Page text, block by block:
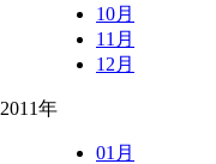
10月
11月
12月
2011年
01月